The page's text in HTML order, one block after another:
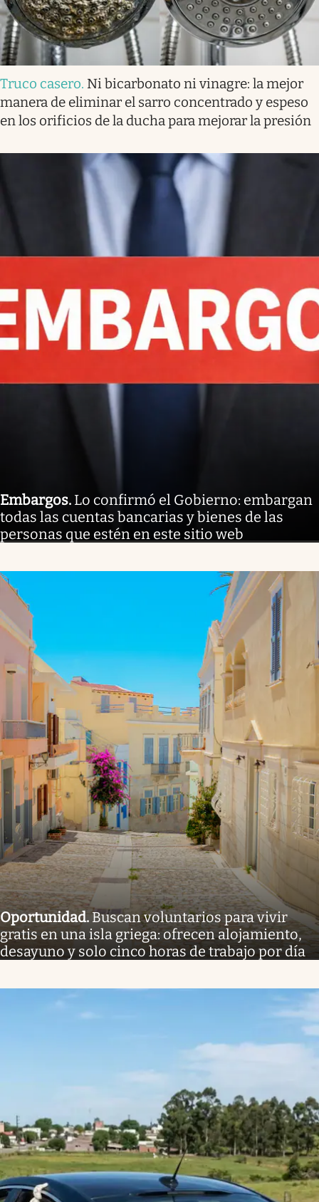
Truco casero. Ni bicarbonato ni vinagre: la mejor
manera de eliminar el sarro concentrado y espeso
en los orificios de la ducha para mejorar la presión
Embargos. Lo confirmó el Gobierno: embargan
todas las cuentas bancarias y bienes de las
personas que estén en este sitio web
Oportunidad.Buscan voluntarios para vivir
gratis en una isla griega: ofrecen alojamiento,
desayuno y solo cinco horas de trabajo por día